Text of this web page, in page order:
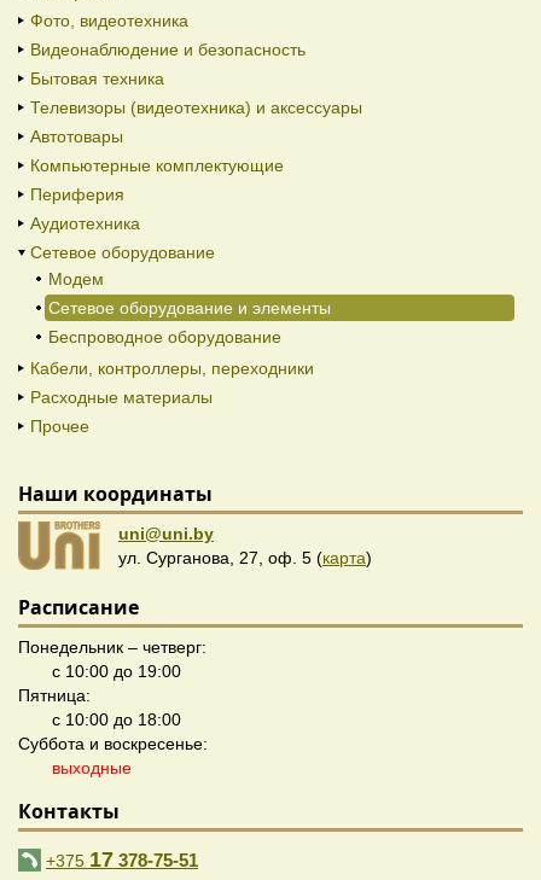
Фото, видеотехника
Видеонаблюдение и безопасность
Бытовая техника
Телевизоры (видеотехника) и аксессуары
Автотовары
Компьютерные комплектующие
Периферия
Аудиотехника
Сетевое оборудование
Модем
Сетевое оборудование и элементы
Беспроводное оборудование
Кабели, контроллеры, переходники
Расходные материалы
Прочее
Наши координаты
uni@uni.by
ул. Сурганова, 27, оф. 5 (карта)
Расписание
Понедельник – четверг:
с 10:00 до 19:00
Пятница:
с 10:00 до 18:00
Суббота и воскресенье:
выходные
Контакты
+375 17 378-75-51